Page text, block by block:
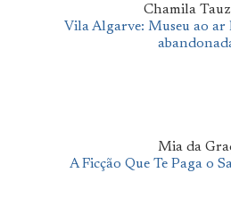
Chamila
Vila Algarve: Museu ao ar
Mia da
A Ficção Que Te Paga o